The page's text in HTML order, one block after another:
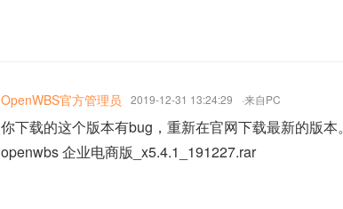
OpenWBS官方管理员 2019-12-31 13:24:29 ·来自PC
你下载的这个版本有bug，重新在官网下载最新的版本。
openwbs 企业电商版_x5.4.1_191227.rar